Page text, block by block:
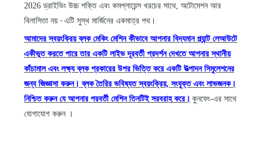
2026 ড্রাইভিং উচ্চ শক্তি এবং কমপ্লায়েন্স খরচের সাথে, অটোমেশন আর
বিলাসিতা নয় - এটি সুস্থ মার্জিনের একমাত্র পথ।
আমাদের স্বয়ংক্রিয় ব্লক মেকিং মেশিন কীভাবে আপনার বিদ্যমান প্ল্যান্ট লেআউটে
একীভূত করতে পারে তার একটি লাইভ দূরবর্তী প্রদর্শন দেখতে আপনার স্থানীয়
কাঁচামাল এবং লক্ষ্য ব্লক প্রকারের উপর ভিত্তি করে একটি উত্পাদন সিমুলেশনের
জন্য জিজ্ঞাসা করুন। ব্লক তৈরির ভবিষ্যত স্বয়ংক্রিয়, সংযুক্ত এবং লাভজনক।
নিশ্চিত করুন যে আপনার পরবর্তী মেশিন তিনটিই সরবরাহ করে। কুনফেং-এর সাথে
যোগাযোগ করুন ।